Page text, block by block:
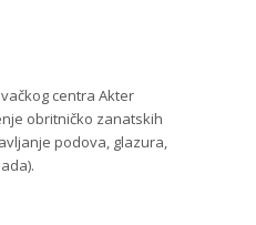
centra Akter
obritničko zanatskih
podova, glazura,